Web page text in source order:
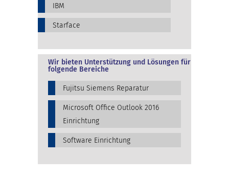
IBM
Starface
Wir bieten Unterstützung und Lösungen für
folgende Bereiche
Fujitsu Siemens Reparatur
Microsoft Office Outlook 2016
Einrichtung
Software Einrichtung